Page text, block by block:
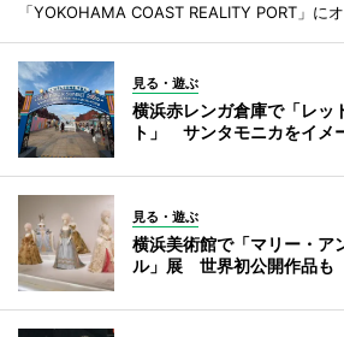
「YOKOHAMA COAST REALITY PORT」にオ
見る・遊ぶ
横浜赤レンガ倉庫で「レッ
ト」 サンタモニカをイメ
見る・遊ぶ
横浜美術館で「マリー・ア
ル」展 世界初公開作品も